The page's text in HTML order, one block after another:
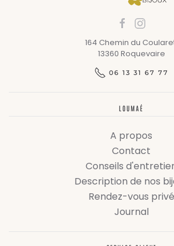
164 Chemin du
13360 Roquevaire
06 13 31 67 77
LOUMAÉ
A propos
Contact
Conseils
Description de nos
Rendez-vous privé
Journal